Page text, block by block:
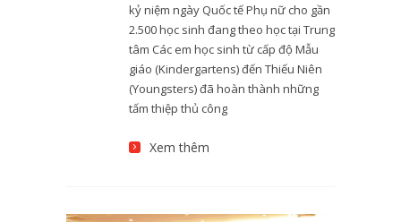
kỷ niệm ngày Quốc tế Phụ nữ cho gần
2.500 học sinh đang theo học tại Trung
tâm Các em học sinh từ cấp độ Mẫu
giáo (Kindergartens) đến Thiếu Niên
(Youngsters) đã hoàn thành những
tấm thiệp thủ công
Xem thêm